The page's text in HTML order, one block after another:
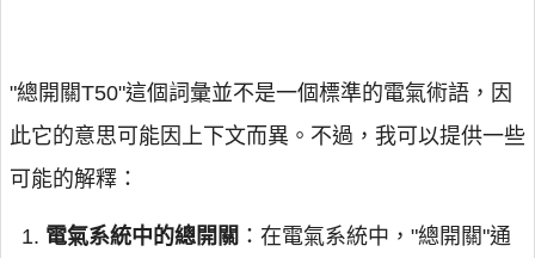
"總開關T50"這個詞彙並不是一個標準的電氣術語，因
此它的意思可能因上下文而異。不過，我可以提供一些
可能的解釋：
電氣系統中的總開關 ：在電氣系統中，"總開關"通